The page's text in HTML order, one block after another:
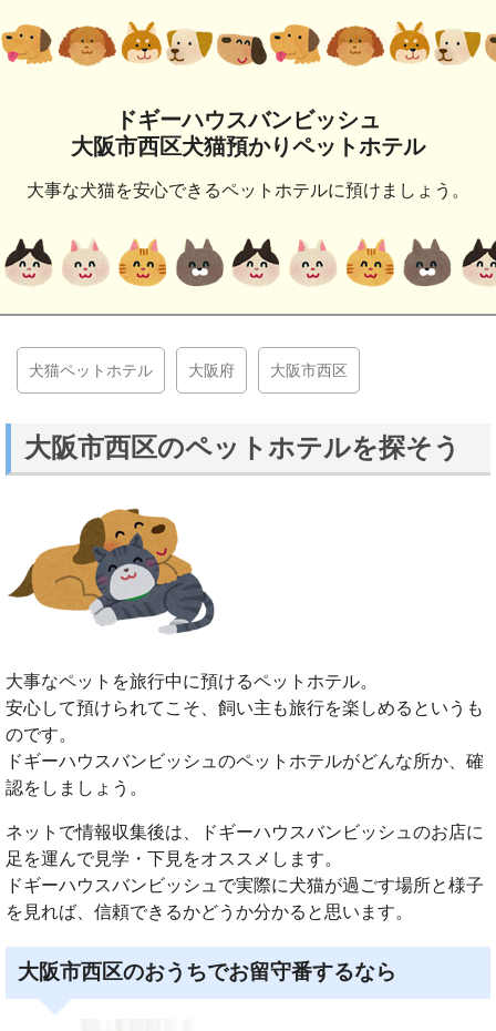
ドギーハウスバンビッシュ
大阪市西区犬猫預かりペットホテル
大事な犬猫を安心できるペットホテルに預けましょう。
犬猫ペットホテル 大阪府 大阪市西区
大阪市西区のペットホテルを探そう
大事なペットを旅行中に預けるペットホテル。
安心して預けられてこそ、飼い主も旅行を楽しめるというも
のです。
ドギーハウスバンビッシュのペットホテルがどんな所か、確
認をしましょう。
ネットで情報収集後は、ドギーハウスバンビッシュのお店に
足を運んで見学・下見をオススメします。
ドギーハウスバンビッシュで実際に犬猫が過ごす場所と様子
を見れば、信頼できるかどうか分かると思います。
大阪市西区のおうちでお留守番するなら